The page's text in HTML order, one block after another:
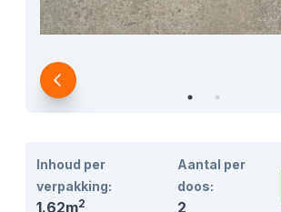
Inhoud per
verpakking:
1.62m2
Aantal per
doos:
2